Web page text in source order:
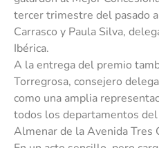
tercer trimestre del pasado
Carrasco y Paula Silva,
Ibérica.
A la entrega del premio
Torregrosa, consejero
como una amplia
todos los departamentos
Almenar de la Avenida Tres